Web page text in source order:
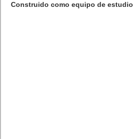
Construido como equipo de estudio